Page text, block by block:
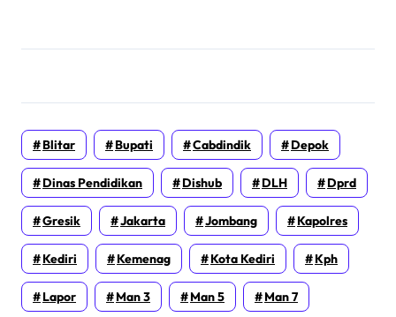
Blitar Bupati Cabdindik Depok
Dinas Pendidikan Dishub DLH Dprd
Gresik Jakarta Jombang Kapolres
Kediri Kemenag Kota Kediri Kph
Lapor Man 3 Man 5 Man 7